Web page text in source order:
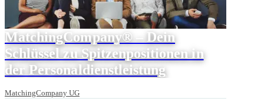
MatchingCompany® – Dein
Schlüssel zu Spitzenpositionen in
der Personaldienstleistung
MatchingCompany UG